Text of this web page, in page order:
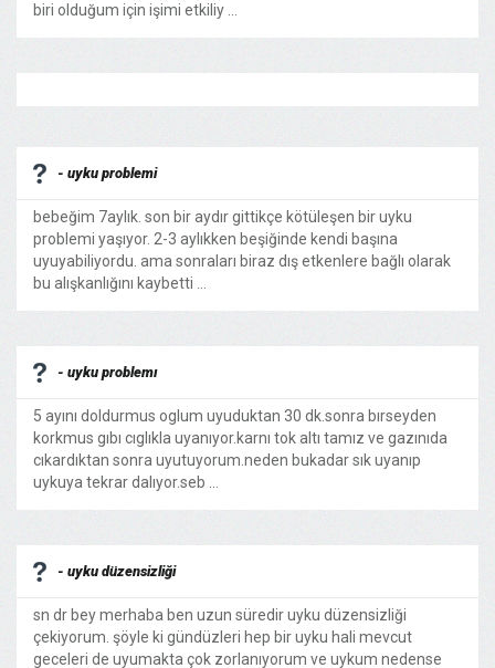
biri olduğum için işimi etkiliy ...
- uyku problemi
bebeğim 7aylık. son bir aydır gittikçe kötüleşen bir uyku
problemi yaşıyor. 2-3 aylıkken beşiğinde kendi başına
uyuyabiliyordu. ama sonraları biraz dış etkenlere bağlı olarak
bu alışkanlığını kaybetti ...
- uyku problemı
5 ayını doldurmus oglum uyuduktan 30 dk.sonra bırseyden
korkmus gıbı cıglıkla uyanıyor.karnı tok altı tamız ve gazınıda
cıkardıktan sonra uyutuyorum.neden bukadar sık uyanıp
uykuya tekrar dalıyor.seb ...
- uyku düzensizliği
sn dr bey merhaba ben uzun süredir uyku düzensizliği
çekiyorum. şöyle ki gündüzleri hep bir uyku hali mevcut
geceleri de uyumakta çok zorlanıyorum ve uykum nedense